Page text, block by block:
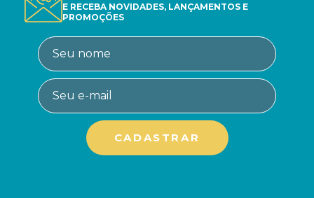
E RECEBA NOVIDADES, LANÇAMENTOS E
PROMOÇÕES